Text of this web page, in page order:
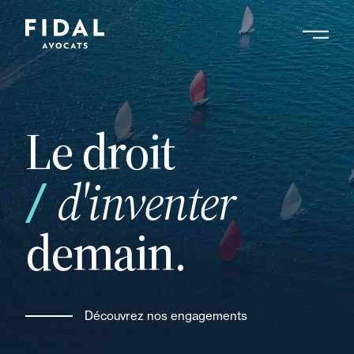
Aller
au
contenu
principalRechercher un mot clé, un professionnel ....
Le droit
d'inventer
demain.
Découvrez nos engagements